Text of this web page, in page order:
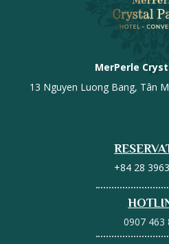
MerPerle
13 Nguyen Luong Bang, Tân
+84 28
0907 463